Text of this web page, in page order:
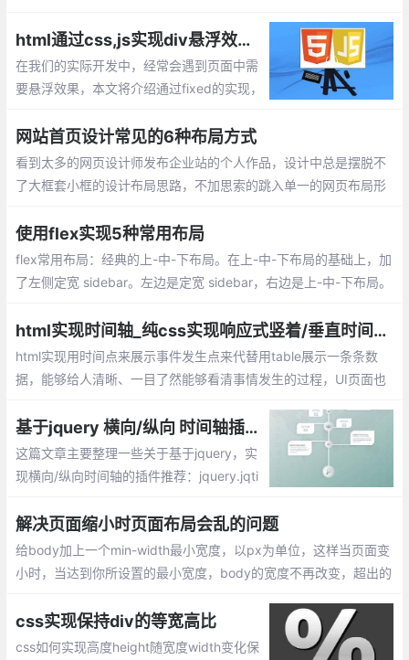
html通过css,js实现div悬浮效果总汇，如原生JS实现滚动到一定位置实现div悬浮
在我们的实际开发中，经常会遇到页面中需
要悬浮效果，本文将介绍通过fixed的实现，
div的悬浮
网站首页设计常见的6种布局方式
看到太多的网页设计师发布企业站的个人作品，设计中总是摆脱不
了大框套小框的设计布局思路，不加思索的跳入单一的网页布局形
使用flex实现5种常用布局
flex常用布局：经典的上-中-下布局。在上-中-下布局的基础上，加
了左侧定宽 sidebar。左边是定宽 sidebar，右边是上-中-下布局。
动。左侧 sidebar 固定在左侧且与视窗同高，当内容超出视窗高度
时，在 sidebar 内部出现滚动条。
html实现时间轴_纯css实现响应式竖着/垂直时间抽布局效果
html实现用时间点来展示事件发生点来代替用table展示一条条数
据，能够给人清晰、一目了然能够看清事情发生的过程，UI页面也
基于jquery 横向/纵向 时间轴插件推荐
这篇文章主要整理一些关于基于jquery，实
现横向/纵向时间轴的插件推荐：jquery.jqti
插件、Melon HTML5 、jQuery Timelinr、T
imeline Porfolio
解决页面缩小时页面布局会乱的问题
给body加上一个min-width最小宽度，以px为单位，这样当页面变
小时，当达到你所设置的最小宽度，body的宽度不再改变，超出的
css实现保持div的等宽高比
css如何实现高度height随宽度width变化保